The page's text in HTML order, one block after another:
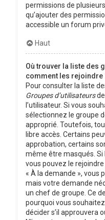
permissions de
qu’ajouter des
accessible un forum
Haut
Où trouver la liste des
comment les rejoindre
Pour consulter la liste
Groupes d’utilisateurs
l’utilisateur. Si vous
sélectionnez le groupe
approprié. Toutefois,
libre accès. Certains
approbation, certains
même être masqués. Si
vous pouvez le
« À la demande », vous
mais votre demande
un chef de groupe. Ce
pourquoi vous
décider s’il approuvera